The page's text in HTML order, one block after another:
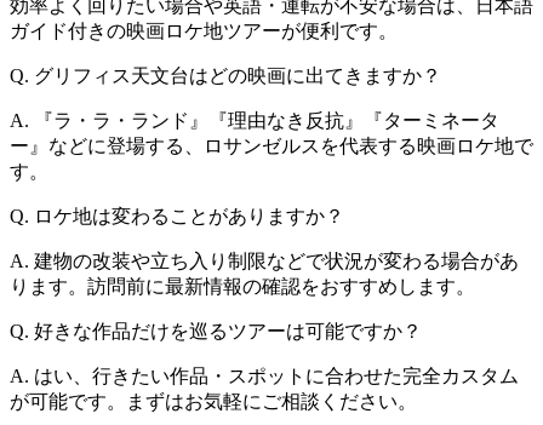
効率よく回りたい場合や英語・運転が不安な場合は、日本語
ガイド付きの映画ロケ地ツアーが便利です。
Q. グリフィス天文台はどの映画に出てきますか？
A.
『ラ・ラ・ランド』『理由なき反抗』『ターミネータ
ー』などに登場する、ロサンゼルスを代表する映画ロケ地で
す。
Q. ロケ地は変わることがありますか？
A. 建物の改装や立ち入り制限などで状況が変わる場合があ
ります。訪問前に最新情報の確認をおすすめします。
Q. 好きな作品だけを巡るツアーは可能ですか？
A. はい、行きたい作品・スポットに合わせた完全カスタム
が可能です。まずはお気軽にご相談ください。